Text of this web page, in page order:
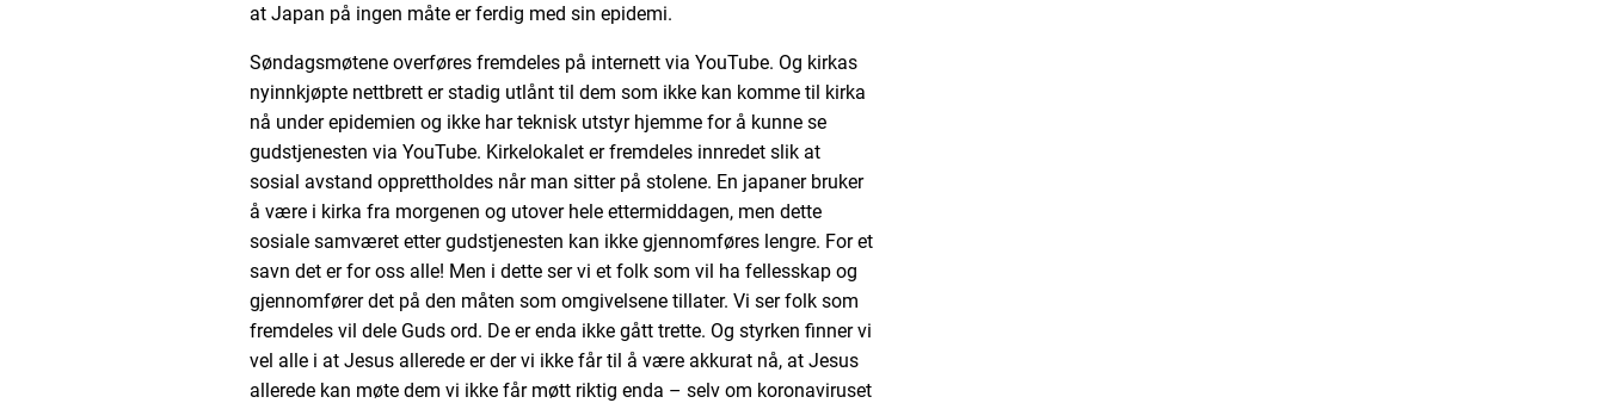
at Japan på ingen måte er ferdig med sin epidemi.
Søndagsmøtene overføres fremdeles på internett via YouTube. Og kirkas
nyinnkjøpte nettbrett er stadig utlånt til dem som ikke kan komme til kirka
nå under epidemien og ikke har teknisk utstyr hjemme for å kunne se
gudstjenesten via YouTube. Kirkelokalet er fremdeles innredet slik at
sosial avstand opprettholdes når man sitter på stolene. En japaner bruker
å være i kirka fra morgenen og utover hele ettermiddagen, men dette
sosiale samværet etter gudstjenesten kan ikke gjennomføres lengre. For et
savn det er for oss alle! Men i dette ser vi et folk som vil ha fellesskap og
gjennomfører det på den måten som omgivelsene tillater. Vi ser folk som
fremdeles vil dele Guds ord. De er enda ikke gått trette. Og styrken finner vi
vel alle i at Jesus allerede er der vi ikke får til å være akkurat nå, at Jesus
allerede kan møte dem vi ikke får møtt riktig enda – selv om koronaviruset